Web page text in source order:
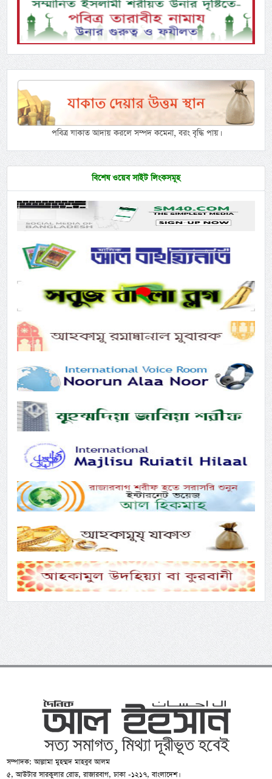
পবিত্র যাকাত আদায় করলে সম্পদ কমেনা, বরং বৃদ্ধি পায়।
বিশেষ ওয়েব সাইট লিংকসমূহ
সম্পাদক: আল্লামা মুহম্মদ মাহবুব আলম
৫, আউটার সারকুলার রোড, রাজারবাগ, ঢাকা -১২১৭, বাংলাদেশ।